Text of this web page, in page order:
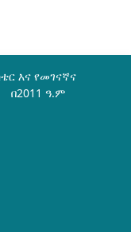
እና የመገናኛና
ዓ.ም